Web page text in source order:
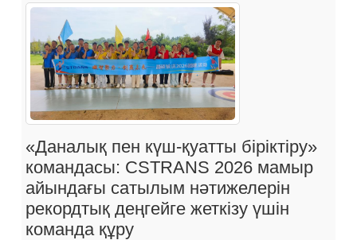
«Даналық пен күш-қуатты біріктіру»
командасы: CSTRANS 2026 мамыр
айындағы сатылым нәтижелерін
рекордтық деңгейге жеткізу үшін
команда құру